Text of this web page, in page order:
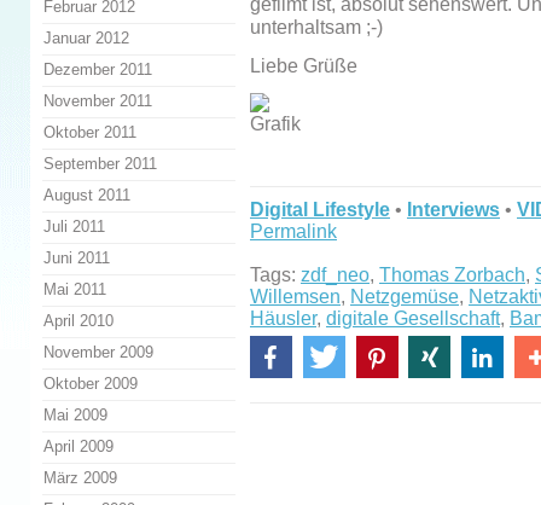
gefilmt ist, absolut sehenswert.
unterhaltsam ;-)
Liebe Grüße
Digital Lifestyle • Interviews •
Permalink
Tags: zdf_neo, Thomas Zorbach,
Willemsen, Netzgemüse,
Häusler, digitale Gesellschaft,
Februar 2012
Januar 2012
Dezember 2011
November 2011
Oktober 2011
September 2011
August 2011
Juli 2011
Juni 2011
Mai 2011
April 2010
November 2009
Oktober 2009
Mai 2009
April 2009
März 2009